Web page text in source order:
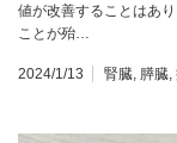
値が改善することはあ
ことが殆…
2024/1/13 腎臓, 膵臓,